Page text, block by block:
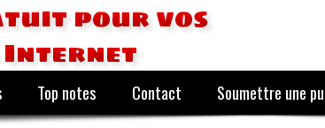
pour vos
Internet
Top notes Contact Soumettre une